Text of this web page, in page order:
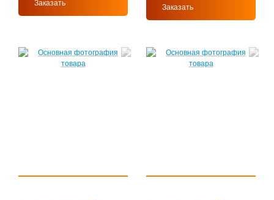
Заказать Заказать